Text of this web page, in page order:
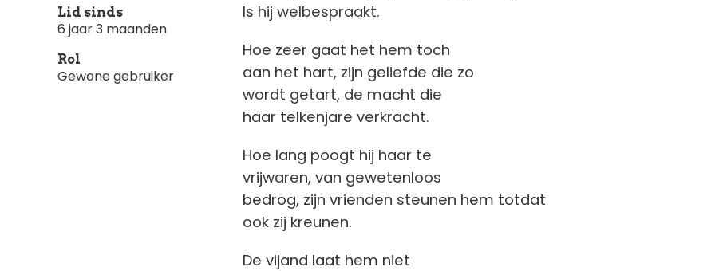
Lid sinds
6 jaar 3 maanden
Rol
Gewone gebruiker
Is hij welbespraakt.
Hoe zeer gaat het hem toch
aan het hart, zijn geliefde die zo
wordt getart, de macht die
haar telkenjare verkracht.
Hoe lang poogt hij haar te
vrijwaren, van gewetenloos
bedrog, zijn vrienden steunen hem totdat
ook zij kreunen.
De vijand laat hem niet